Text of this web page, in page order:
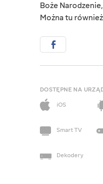
Boże
Można tu
DOSTĘPNE NA
iOS
Smart TV
Dekodery